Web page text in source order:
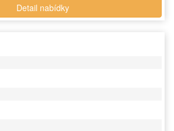
Detail nabídky